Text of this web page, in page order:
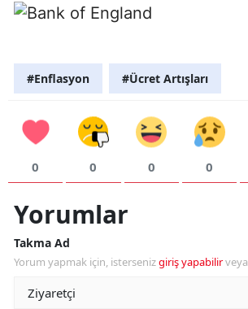
#Enflasyon #Ücret Artışları
0 0 0 0
Yorumlar
Takma Ad
Yorum yapmak için, istersenizgiriş yapabilirveya